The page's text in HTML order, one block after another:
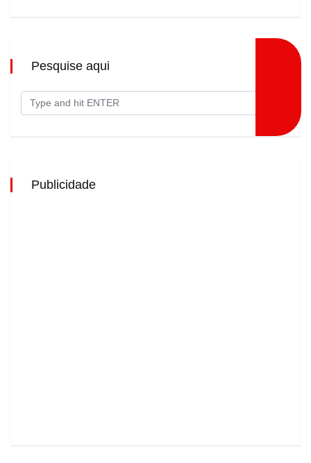
Pesquise aqui
Publicidade